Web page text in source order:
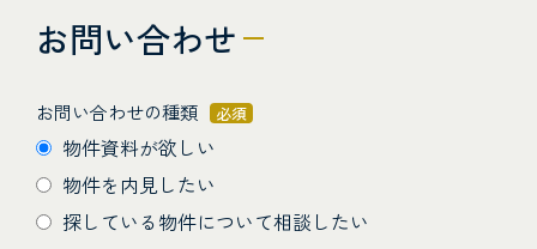
お問い合わせ
お問い合わせの種類 必須
物件資料が欲しい
物件を内見したい
探している物件について相談したい